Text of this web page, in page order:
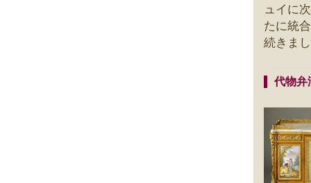
ュイに
たに統
続きま
代物弁